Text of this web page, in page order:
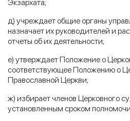
Экзархата;
д) учреждает общие органы
назначает их руководителей и
отчеты об их деятельности;
е) утверждает Положение о
соответствующее Положению о
Православной Церкви;
ж) избирает членов Церковного
установленным сроком